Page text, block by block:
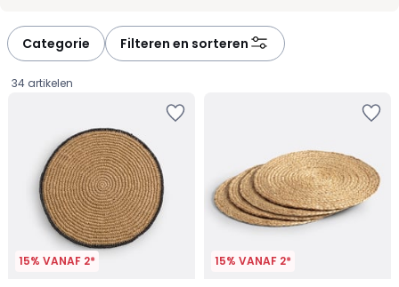
Categorie Filteren en sorteren
34 artikelen
15% VANAF 2* 15% VANAF 2*